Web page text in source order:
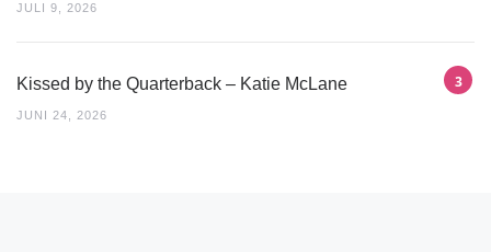
JULI 9, 2026
Kissed by the Quarterback – Katie McLane
JUNI 24, 2026